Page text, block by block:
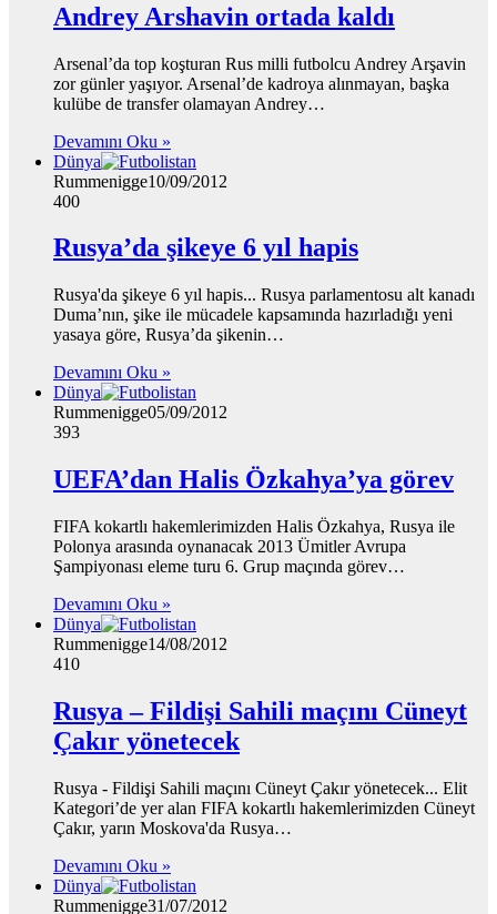
Andrey Arshavin ortada kaldı
Arsenal’da top koşturan Rus milli futbolcu Andrey Arşavin
zor günler yaşıyor. Arsenal’de kadroya alınmayan, başka
kulübe de transfer olamayan Andrey…
Devamını Oku »
Dünya
Rummenigge10/09/2012
400
Rusya’da şikeye 6 yıl hapis
Rusya'da şikeye 6 yıl hapis... Rusya parlamentosu alt kanadı
Duma’nın, şike ile mücadele kapsamında hazırladığı yeni
yasaya göre, Rusya’da şikenin…
Devamını Oku »
Dünya
Rummenigge05/09/2012
393
UEFA’dan Halis Özkahya’ya görev
FIFA kokartlı hakemlerimizden Halis Özkahya, Rusya ile
Polonya arasında oynanacak 2013 Ümitler Avrupa
Şampiyonası eleme turu 6. Grup maçında görev…
Devamını Oku »
Dünya
Rummenigge14/08/2012
410
Rusya – Fildişi Sahili maçını Cüneyt
Çakır yönetecek
Rusya - Fildişi Sahili maçını Cüneyt Çakır yönetecek... Elit
Kategori’de yer alan FIFA kokartlı hakemlerimizden Cüneyt
Çakır, yarın Moskova'da Rusya…
Devamını Oku »
Dünya
Rummenigge31/07/2012